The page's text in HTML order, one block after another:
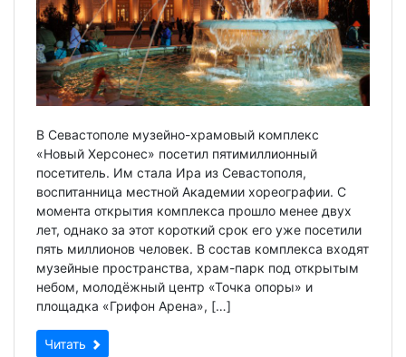
В Севастополе музейно-храмовый комплекс
«Новый Херсонес» посетил пятимиллионный
посетитель. Им стала Ира из Севастополя,
воспитанница местной Академии хореографии. С
момента открытия комплекса прошло менее двух
лет, однако за этот короткий срок его уже посетили
пять миллионов человек. В состав комплекса входят
музейные пространства, храм-парк под открытым
небом, молодёжный центр «Точка опоры» и
площадка «Грифон Арена», […]
Читать